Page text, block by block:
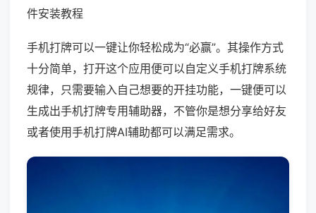
件安装教程
手机打牌可以一键让你轻松成为“必赢”。其操作方式
十分简单，打开这个应用便可以自定义手机打牌系统
规律，只需要输入自己想要的开挂功能，一键便可以
生成出手机打牌专用辅助器，不管你是想分享给好友
或者使用手机打牌AI辅助都可以满足需求。